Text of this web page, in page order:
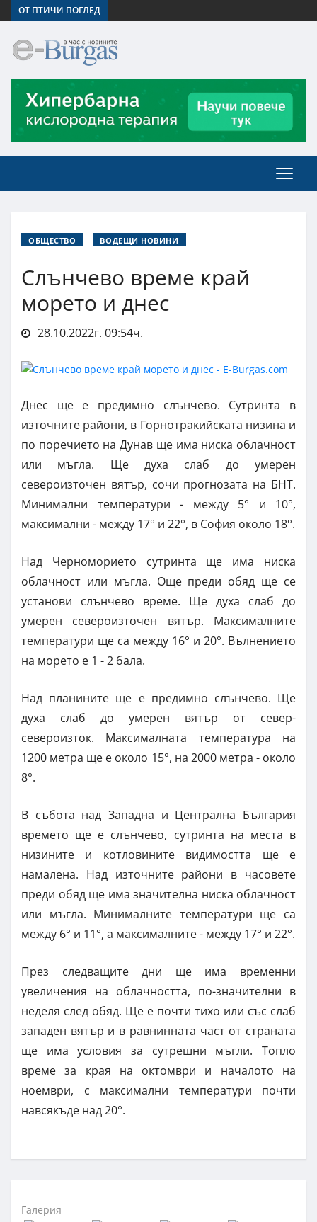
ОТ ПТИЧИ ПОГЛЕД
ОБЩЕСТВО ВОДЕЩИ НОВИНИ
Слънчево време край
морето и днес
28.10.2022г. 09:54ч.
Днес ще е предимно слънчево. Сутринта в
източните райони, в Горнотракийската низина и
по поречието на Дунав ще има ниска облачност
или мъгла. Ще духа слаб до умерен
североизточен вятър, сочи прогнозата на БНТ.
Минимални температури - между 5° и 10°,
максимални - между 17° и 22°, в София около 18°.
Над Черноморието сутринта ще има ниска
облачност или мъгла. Още преди обяд ще се
установи слънчево време. Ще духа слаб до
умерен североизточен вятър. Максималните
температури ще са между 16° и 20°. Вълнението
на морето е 1 - 2 бала.
Над планините ще е предимно слънчево. Ще
духа слаб до умерен вятър от север-
североизток. Максималната температура на
1200 метра ще е около 15°, на 2000 метра - около
8°.
В събота над Западна и Централна България
времето ще е слънчево, сутринта на места в
низините и котловините видимостта ще е
намалена. Над източните райони в часовете
преди обяд ще има значителна ниска облачност
или мъгла. Минималните температури ще са
между 6° и 11°, а максималните - между 17° и 22°.
През следващите дни ще има временни
увеличения на облачността, по-значителни в
неделя след обяд. Ще е почти тихо или със слаб
западен вятър и в равнинната част от страната
ще има условия за сутрешни мъгли. Топло
време за края на октомври и началото на
ноември, с максимални температури почти
навсякъде над 20°.
Галерия